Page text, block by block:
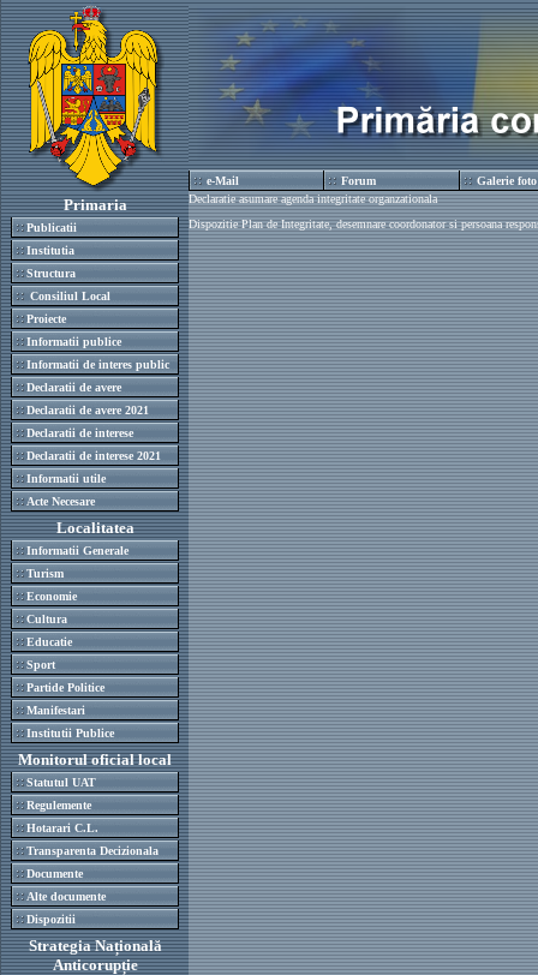
e-Mail Forum Galerie foto
Primaria
Publicatii
Institutia
Structura
Consiliul Local
Proiecte
Informatii publice
Informatii de interes public
Declaratii de avere
Declaratii de avere 2021
Declaratii de interese
Declaratii de interese 2021
Informatii utile
Acte Necesare
Localitatea
Informatii Generale
Turism
Economie
Cultura
Educatie
Sport
Partide Politice
Manifestari
Institutii Publice
Monitorul oficial local
Statutul UAT
Regulemente
Hotarari C.L.
Transparenta Decizionala
Documente
Alte documente
Dispozitii
Strategia Națională
Anticorupție
Declaratie asumare agenda integritate organzationala
Dispozitie Plan de Integritate, desemnare coordonator si persoana